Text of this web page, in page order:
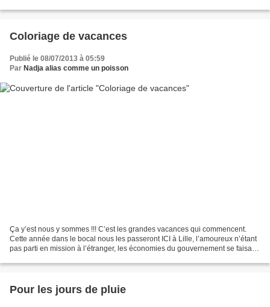
Coloriage de vacances
Publié le 08/07/2013 à 05:59
Par Nadja alias comme un poisson
Ça y’est nous y sommes !!! C’est les grandes vacances qui commencent.
Cette année dans le bocal nous les passeront ICI à Lille, l’amoureux n’étant
pas parti en mission à l’étranger, les économies du gouvernement se faisant
Pour les jours de pluie